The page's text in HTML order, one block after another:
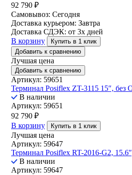
92 790 ₽
Самовывоз: Сегодня
Доставка курьером: Завтра
Доставка СДЭК: от 3х дней
В корзину
Купить в 1 клик
Добавить к сравнению
Лучшая цена
Добавить к сравнению
Артикул: 59651
Терминал Posiflex ZT-3115 15″, без
В наличии
Артикул: 59651
92 790 ₽
В корзину
Купить в 1 клик
Лучшая цена
Артикул: 59647
Терминал Posiflex RT-2016-G2,
В наличии
Артикул: 59647